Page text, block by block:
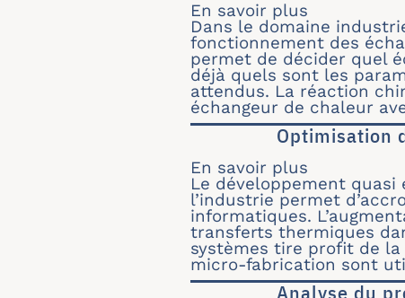
En savoir plus
Dans le domaine
fonctionnement des
permet de décider quel
déjà quels sont les
attendus. La réaction
échangeur de chaleur
Optimisation
En savoir plus
Le développement
l’industrie permet
informatiques.
transferts thermiques
systèmes tire profit de la
micro-fabrication sont
Analyse du